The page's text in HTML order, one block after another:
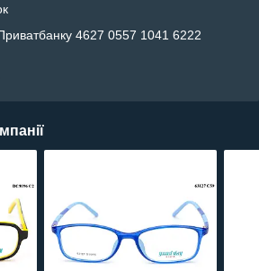
4627 0557 1041 6222